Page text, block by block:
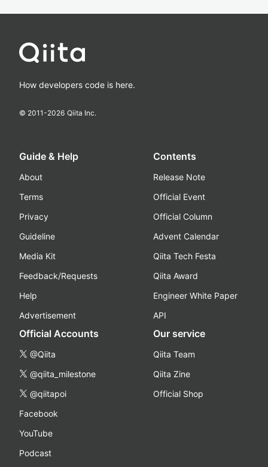
How developers code is here.
© 2011-2026 Qiita Inc.
Guide & Help
About
Terms
Privacy
Guideline
Media Kit
Feedback/Requests
Help
Advertisement
Contents
Release Note
Official Event
Official Column
Advent Calendar
Qiita Tech Festa
Qiita Award
Engineer White Paper
API
Official Accounts
@Qiita
@qiita_milestone
@qiitapoi
Facebook
YouTube
Podcast
Our service
Qiita Team
Qiita Zine
Official Shop